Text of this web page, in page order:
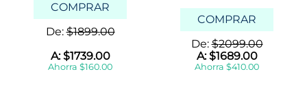
COMPRAR
De:$1899.00
A:$1739.00
Ahorra $160.00
COMPRAR
De:$2099.00
A:$1689.00
Ahorra $410.00